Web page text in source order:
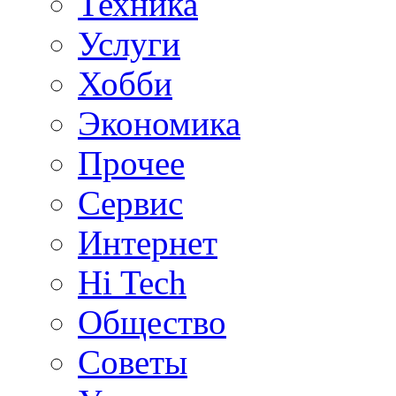
Услуги
Хобби
Экономика
Прочее
Сервис
Интернет
Hi Tech
Общество
Советы